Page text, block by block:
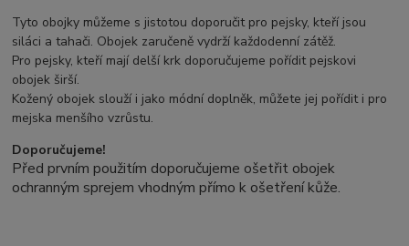
Tyto obojky můžeme s jistotou doporučit pro pejsky, kteří jsou
siláci a tahači. Obojek zaručeně vydrží každodenní zátěž.
Pro pejsky, kteří mají delší krk doporučujeme pořídit pejskovi
obojek širší.
Kožený obojek slouží i jako módní doplněk, můžete jej pořídit i pro
mejska menšího vzrůstu.
Doporučujeme!
Před prvním použitím doporučujeme ošetřit obojek
ochranným sprejem vhodným přímo k ošetření kůže.